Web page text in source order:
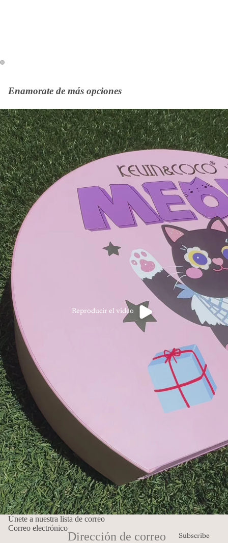
Enamorate de más opciones
Reproducir el video
Únete a nuestra lista de correo
Correo electrónico
Subscribe